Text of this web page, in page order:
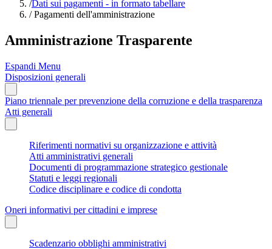
/Dati sui pagamenti - in formato tabellare
/Pagamenti dell'amministrazione
Amministrazione Trasparente
Espandi Menu
Disposizioni generali
Piano triennale per prevenzione della corruzione e della trasparenza
Atti generali
Riferimenti normativi su organizzazione e attività
Atti amministrativi generali
Documenti di programmazione strategico gestionale
Statuti e leggi regionali
Codice disciplinare e codice di condotta
Oneri informativi per cittadini e imprese
Scadenzario obblighi amministrativi